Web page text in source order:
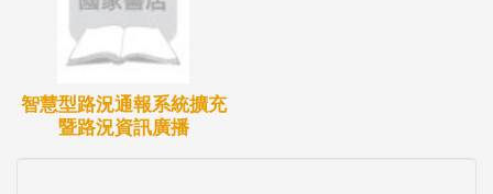
智慧型路況通報系統擴充
暨路況資訊廣播